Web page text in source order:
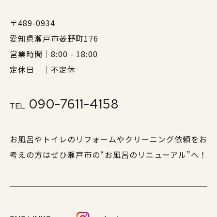
〒489-0934
愛知県瀬戸市菱野町176
営業時間｜8:00 - 18:00
定休日 ｜不定休
TEL. 090-7611-4158
お風呂やトイレのリフォームやクリーニング依頼をお
考えの方はぜひ瀬戸市の“お風呂のリニューアル”へ！